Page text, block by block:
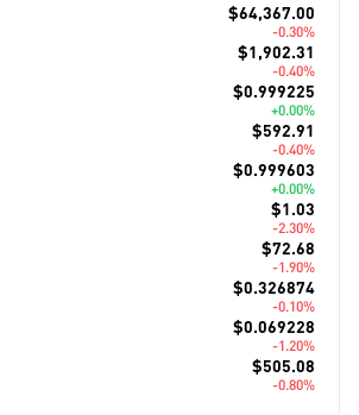
$64,367.00
-0.30%
$1,902.31
-0.40%
$0.999225
+0.00%
$592.91
-0.40%
$0.999603
+0.00%
$1.03
-2.30%
$72.68
-1.90%
$0.326874
-0.10%
$0.069228
-1.20%
$505.08
-0.80%